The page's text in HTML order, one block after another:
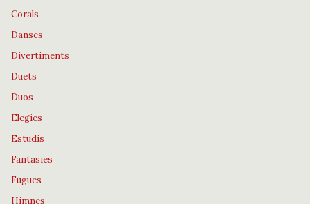
Corals
Danses
Divertiments
Duets
Duos
Elegies
Estudis
Fantasies
Fugues
Himnes